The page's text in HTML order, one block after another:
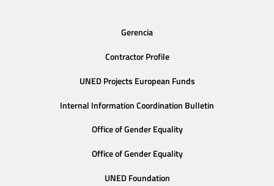
Gerencia
Contractor Profile
UNED Projects European Funds
Internal Information Coordination Bulletin
Office of Gender Equality
Office of Gender Equality
UNED Foundation